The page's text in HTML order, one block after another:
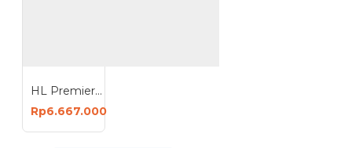
HL Premier Mesin Las Welding Machine Inverter 26KVA MMA 500 MMA500
Rp6.667.000